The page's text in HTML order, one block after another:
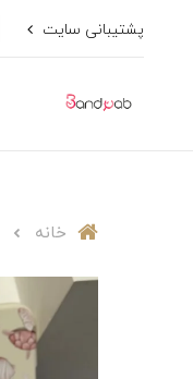
پشتیبانی سایت
خانه